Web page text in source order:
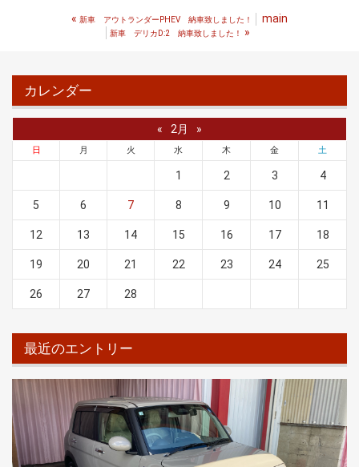
« 新車 アウトランダーPHEV 納車致しました！ main
新車 デリカD:2 納車致しました！ »
カレンダー
« 2月 »
日 月 火 水 木 金 土
1 2 3 4
5 6 7 8 9 10 11
12 13 14 15 16 17 18
19 20 21 22 23 24 25
26 27 28
最近のエントリー